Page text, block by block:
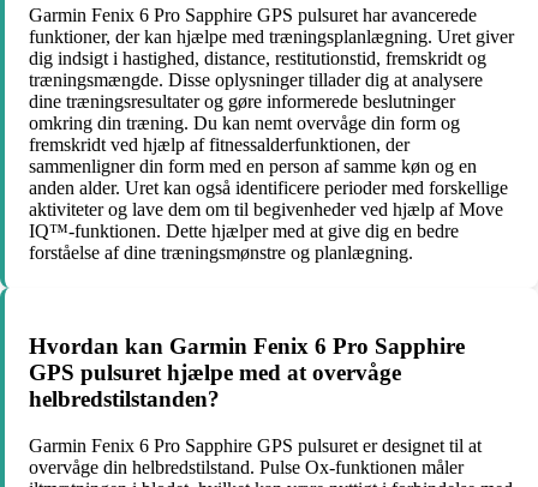
Garmin Fenix 6 Pro Sapphire GPS pulsuret har avancerede
funktioner, der kan hjælpe med træningsplanlægning. Uret giver
dig indsigt i hastighed, distance, restitutionstid, fremskridt og
træningsmængde. Disse oplysninger tillader dig at analysere
dine træningsresultater og gøre informerede beslutninger
omkring din træning. Du kan nemt overvåge din form og
fremskridt ved hjælp af fitnessalderfunktionen, der
sammenligner din form med en person af samme køn og en
anden alder. Uret kan også identificere perioder med forskellige
aktiviteter og lave dem om til begivenheder ved hjælp af Move
IQ™-funktionen. Dette hjælper med at give dig en bedre
forståelse af dine træningsmønstre og planlægning.
Hvordan kan Garmin Fenix 6 Pro Sapphire
GPS pulsuret hjælpe med at overvåge
helbredstilstanden?
Garmin Fenix 6 Pro Sapphire GPS pulsuret er designet til at
overvåge din helbredstilstand. Pulse Ox-funktionen måler